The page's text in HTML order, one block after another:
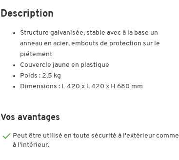
Description
Structure galvanisée, stable avec à la base un
anneau en acier, embouts de protection sur le
piétement
Couvercle jaune en plastique
Poids : 2,5 kg
Dimensions : L 420 x l. 420 x H 680 mm
Vos avantages
Peut être utilisé en toute sécurité à l'extérieur comme
à l'intérieur.